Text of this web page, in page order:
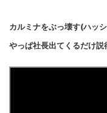
カルミナをぶっ壊す(ハッ
やっぱ社長出てくるだけ説